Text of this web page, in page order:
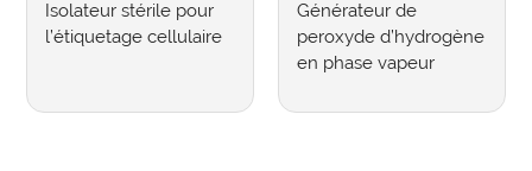
Isolateur stérile pour
l’étiquetage cellulaire
Générateur de
peroxyde d’hydrogène
en phase vapeur